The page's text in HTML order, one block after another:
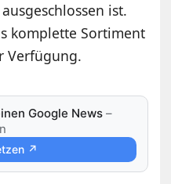
ist.
komplette Sortiment
Verfügung.
Google News –
↗